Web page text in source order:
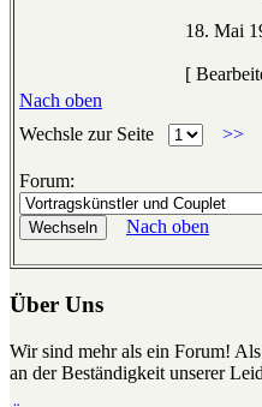
18. Mai
[
Nach oben
Wechsle zur Seite
>>
Forum:
Nach oben
Über Uns
Wir sind mehr als ein Forum!
an der Beständigkeit unserer